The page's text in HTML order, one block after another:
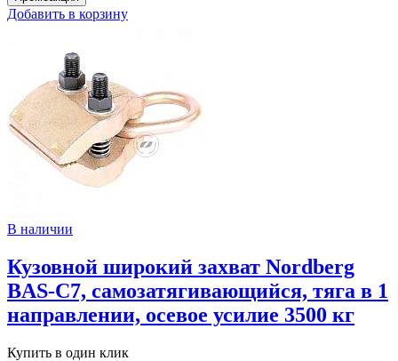
Добавить в корзину
В наличии
Кузовной широкий захват Nordberg
BAS-C7, самозатягивающийся, тяга в 1
направлении, осевое усилие 3500 кг
Купить в один клик